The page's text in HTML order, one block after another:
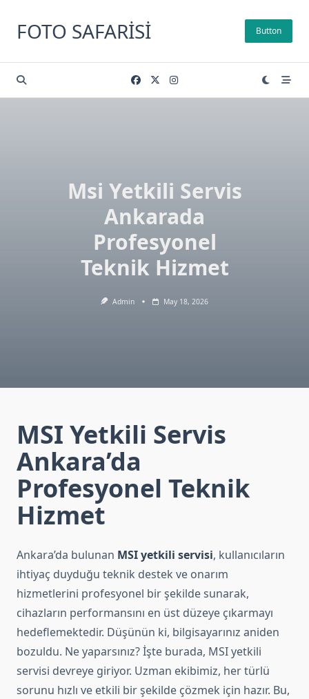
content
FOTO SAFARISI Button
Msi Yetkili Servis
Ankarada
Profesyonel
Teknik Hizmet
Admin May 18, 2026
MSI Yetkili Servis
Ankara’da
Profesyonel Teknik
Hizmet
Ankara’da bulunan MSI yetkili servisi, kullanıcıların
ihtiyaç duyduğu teknik destek ve onarım
hizmetlerini profesyonel bir şekilde sunarak,
cihazların performansını en üst düzeye çıkarmayı
hedeflemektedir. Düşünün ki, bilgisayarınız aniden
bozuldu. Ne yaparsınız? İşte burada, MSI yetkili
servisi devreye giriyor. Uzman ekibimiz, her türlü
sorunu hızlı ve etkili bir şekilde çözmek için hazır. Bu,